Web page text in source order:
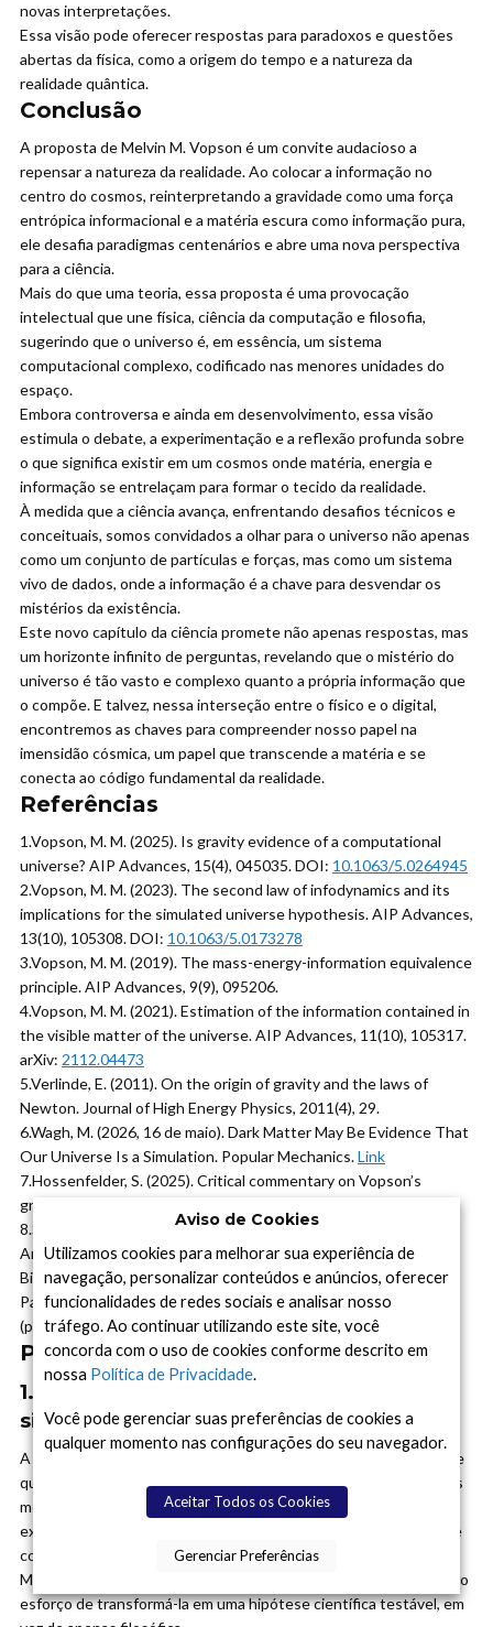
novas interpretações.
Essa visão pode oferecer respostas para paradoxos e questões
abertas da física, como a origem do tempo e a natureza da
realidade quântica.
Conclusão
A proposta de Melvin M. Vopson é um convite audacioso a
repensar a natureza da realidade. Ao colocar a informação no
centro do cosmos, reinterpretando a gravidade como uma força
entrópica informacional e a matéria escura como informação pura,
ele desafia paradigmas centenários e abre uma nova perspectiva
para a ciência.
Mais do que uma teoria, essa proposta é uma provocação
intelectual que une física, ciência da computação e filosofia,
sugerindo que o universo é, em essência, um sistema
computacional complexo, codificado nas menores unidades do
espaço.
Embora controversa e ainda em desenvolvimento, essa visão
estimula o debate, a experimentação e a reflexão profunda sobre
o que significa existir em um cosmos onde matéria, energia e
informação se entrelaçam para formar o tecido da realidade.
À medida que a ciência avança, enfrentando desafios técnicos e
conceituais, somos convidados a olhar para o universo não apenas
como um conjunto de partículas e forças, mas como um sistema
vivo de dados, onde a informação é a chave para desvendar os
mistérios da existência.
Este novo capítulo da ciência promete não apenas respostas, mas
um horizonte infinito de perguntas, revelando que o mistério do
universo é tão vasto e complexo quanto a própria informação que
o compõe. E talvez, nessa interseção entre o físico e o digital,
encontremos as chaves para compreender nosso papel na
imensidão cósmica, um papel que transcende a matéria e se
conecta ao código fundamental da realidade.
Referências
1.Vopson, M. M. (2025). Is gravity evidence of a computational
universe? AIP Advances, 15(4), 045035. DOI: 10.1063/5.0264945
2.Vopson, M. M. (2023). The second law of infodynamics and its
implications for the simulated universe hypothesis.AIP Advances,
13(10), 105308. DOI: 10.1063/5.0173278
3.Vopson, M. M. (2019). The mass-energy-information equivalence
principle.AIP Advances, 9(9), 095206.
4.Vopson, M. M. (2021).Estimation of the information contained in
the visible matter of the universe.AIP Advances, 11(10), 105317.
arXiv: 2112.04473
5.Verlinde, E. (2011).On the origin of gravity and the laws of
Newton. Journal of High Energy Physics, 2011(4), 29.
6.Wagh, M. (2026, 16 de maio).Dark Matter May Be Evidence That
Our Universe Is a Simulation. Popular Mechanics.Link
7.Hossenfelder, S. (2025).Critical commentary on Vopson’s
gravity-information paper.
8.Szkutnik, D. A. (2025).Critical Remarks on Melvin M. Vopson’s
Article “Is Gravity Evidence of a Computational Universe?”
Biocosmology Press.
Paper original em PDF:anexado nesta notícia para download
(paper_vopson_2025.pdf).
Perguntas Frequentes (FAQ)
1. O que é a hipótese do universo
simulado?
A hipótese do universo simulado é a ideia de que toda a realidade
que percebemos — incluindo a Terra, o cosmos e nossas próprias
mentes — pode ser parte de uma simulação computacional
executada por uma civilização avançada. Ela ganhou popularidade
com o filósofo Nick Bostrom em 2003 e com figuras como Elon
Musk, mas o que torna a proposta de Melvin Vopson diferente é o
esforço de transformá-la em uma hipótese científica testável, em
Aviso de Cookies
Utilizamos cookies para melhorar sua experiência de
navegação, personalizar conteúdos e anúncios, oferecer
funcionalidades de redes sociais e analisar nosso
tráfego. Ao continuar utilizando este site, você
concorda com o uso de cookies conforme descrito em
nossa Política de Privacidade.
Você pode gerenciar suas preferências de cookies a
qualquer momento nas configurações do seu navegador.
Aceitar Todos os Cookies
Gerenciar Preferências